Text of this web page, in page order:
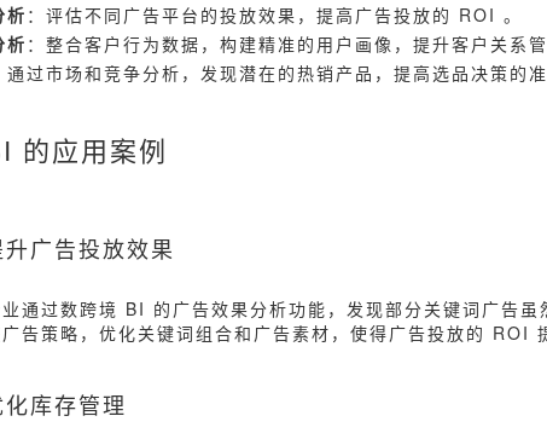
析 ：评估不同广告平台的投放效果，提高广告投放的 ROI 。
析 ：整合客户行为数据，构建精准的用户画像，提升客户关系管
通过市场和竞争分析，发现潜在的热销产品，提高选品决策的准
的应用案例
广告投放效果
通过数跨境 BI 的广告效果分析功能，发现部分关键词广告虽
告策略，优化关键词组合和广告素材，使得广告投放的 ROI
库存管理